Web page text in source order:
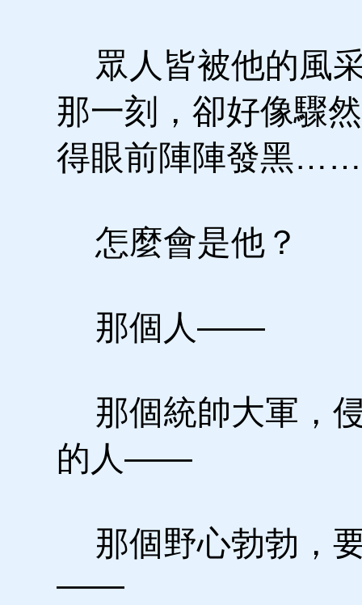
眾人皆被他的風
那一刻，卻好像驟
得眼前陣陣發黑……
怎麼會是他？
那個人——
那個統帥大軍，
的人——
那個野心勃勃，
——